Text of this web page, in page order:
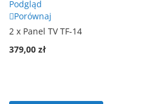
Podgląd
Porównaj
2 x Panel TV TF-14
379,00 zł